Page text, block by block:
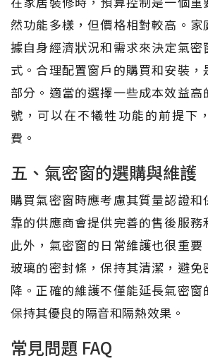
然功能多樣，但價格相對較高。家
據自身經濟狀況和需求來決定氣密
式。合理配置窗戶的購買和安裝，
部分。適當的選擇一些成本效益高
號，可以在不犧牲功能的前提下
費。
五、氣密窗的選購與維護
購買氣密窗時應考慮其質量認證和
靠的供應商會提供完善的售後服務
此外，氣密窗的日常維護也很重要
玻璃的密封條，保持其清潔，避免
降。正確的維護不僅能延長氣密窗
保持其優良的隔音和隔熱效果。
常見問題 FAQ